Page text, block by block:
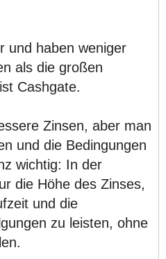
und haben weniger
als die großen
Cashgate.
Zinsen, aber man
und die Bedingungen
wichtig: In der
die Höhe des Zinses,
und die
zu leisten, ohne